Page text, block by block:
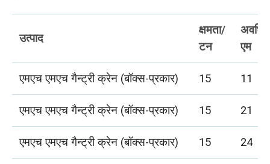
उत्पाद
क्षमता/
टन
अवधि/
एम
एमएच एमएच गैन्ट्री क्रेन (बॉक्स-प्रकार)
15
11
एमएच एमएच गैन्ट्री क्रेन (बॉक्स-प्रकार)
15
21
एमएच एमएच गैन्ट्री क्रेन (बॉक्स-प्रकार)
15
24